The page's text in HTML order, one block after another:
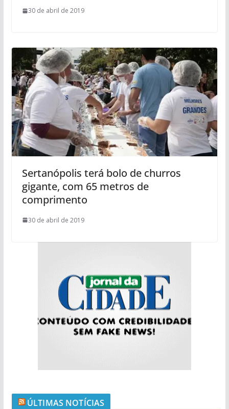
30 de abril de 2019
Sertanópolis terá bolo de churros
gigante, com 65 metros de
comprimento
30 de abril de 2019
ÚLTIMAS NOTÍCIAS